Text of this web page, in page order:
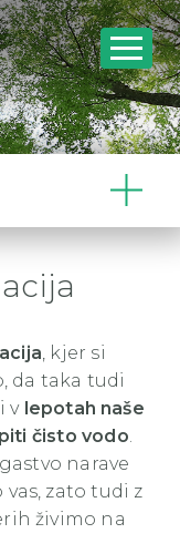
, kjer si
da taka tudi
vlepotah naše
čisto vodo.
narave
vas, zato tudi z
živimo na